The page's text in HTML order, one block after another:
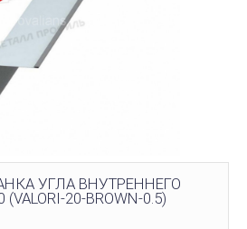
УГЛА ВНУТРЕННЕГО
20-BROWN-0.5)